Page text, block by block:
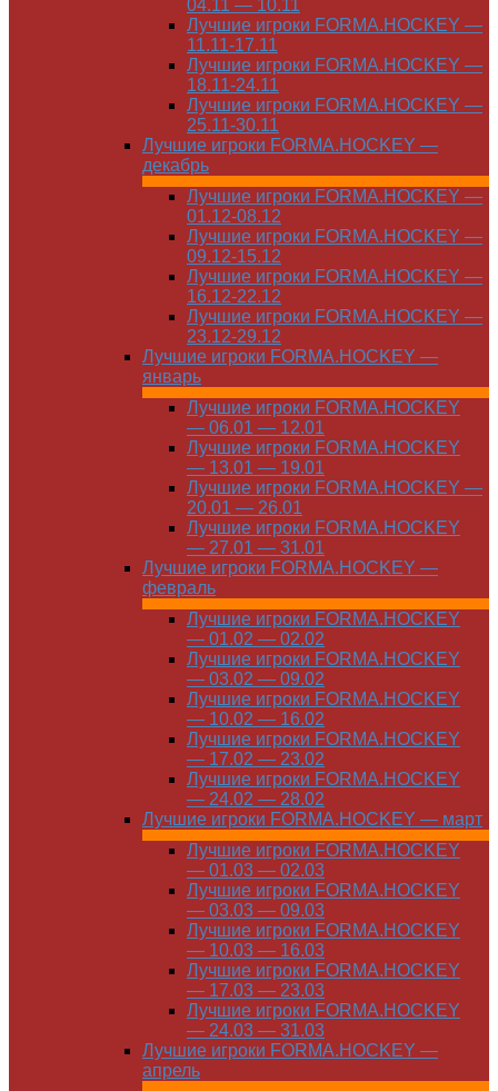
04.11 — 10.11
Лучшие игроки FORMA.HOCKEY —
11.11-17.11
Лучшие игроки FORMA.HOCKEY —
18.11-24.11
Лучшие игроки FORMA.HOCKEY —
25.11-30.11
Лучшие игроки FORMA.HOCKEY —
декабрь
Лучшие игроки FORMA.HOCKEY —
01.12-08.12
Лучшие игроки FORMA.HOCKEY —
09.12-15.12
Лучшие игроки FORMA.HOCKEY —
16.12-22.12
Лучшие игроки FORMA.HOCKEY —
23.12-29.12
Лучшие игроки FORMA.HOCKEY —
январь
Лучшие игроки FORMA.HOCKEY
— 06.01 — 12.01
Лучшие игроки FORMA.HOCKEY
— 13.01 — 19.01
Лучшие игроки FORMA.HOCKEY —
20.01 — 26.01
Лучшие игроки FORMA.HOCKEY
— 27.01 — 31.01
Лучшие игроки FORMA.HOCKEY —
февраль
Лучшие игроки FORMA.HOCKEY
— 01.02 — 02.02
Лучшие игроки FORMA.HOCKEY
— 03.02 — 09.02
Лучшие игроки FORMA.HOCKEY
— 10.02 — 16.02
Лучшие игроки FORMA.HOCKEY
— 17.02 — 23.02
Лучшие игроки FORMA.HOCKEY
— 24.02 — 28.02
Лучшие игроки FORMA.HOCKEY — март
Лучшие игроки FORMA.HOCKEY
— 01.03 — 02.03
Лучшие игроки FORMA.HOCKEY
— 03.03 — 09.03
Лучшие игроки FORMA.HOCKEY
— 10.03 — 16.03
Лучшие игроки FORMA.HOCKEY
— 17.03 — 23.03
Лучшие игроки FORMA.HOCKEY
— 24.03 — 31.03
Лучшие игроки FORMA.HOCKEY —
апрель